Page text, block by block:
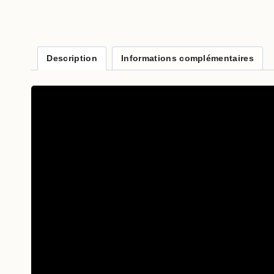
Description Informations complémentaires